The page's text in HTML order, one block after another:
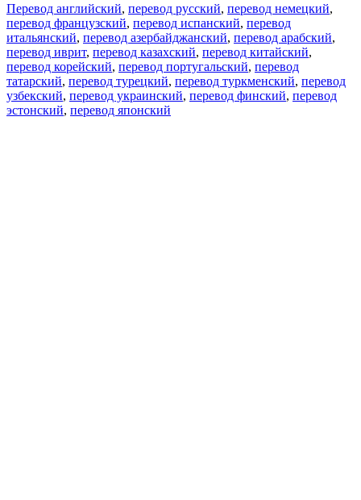
Перевод английский, перевод русский, перевод немецкий,
перевод французский, перевод испанский, перевод
итальянский, перевод азербайджанский, перевод арабский,
перевод иврит, перевод казахский, перевод китайский,
перевод корейский, перевод португальский, перевод
татарский, перевод турецкий, перевод туркменский, перевод
узбекский, перевод украинский, перевод финский, перевод
эстонский, перевод японский